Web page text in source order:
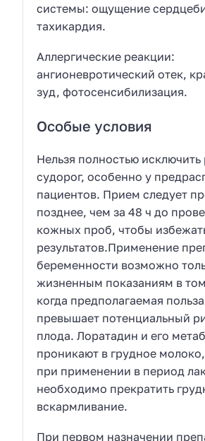
системы: ощущение
тахикардия.
Аллергические реакции:
ангионевротический отек,
зуд, фотосенсибилизация.
Особые условия
Нельзя полностью исключить
судорог, особенно у
пациентов. Прием следует
позднее, чем за 48 ч до
кожных проб, чтобы
результатов.Применение
беременности возможно
жизненным показаниям в
когда предполагаемая
превышает потенциальный
плода. Лоратадин и его
проникают в грудное
при применении в период
необходимо прекратить
вскармливание.
При первом назначении